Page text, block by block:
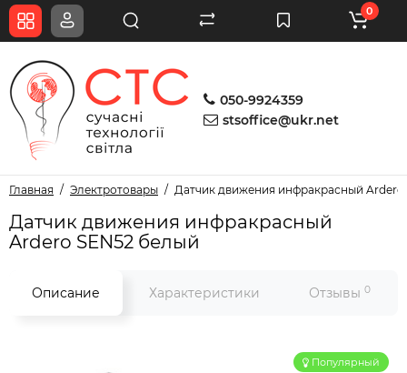
050-9924359
stsoffice@ukr.net
0
Главная Электротовары Датчик движения инфракрасный Ardero
Датчик движения инфракрасный
Ardero SEN52 белый
Описание Характеристики Отзывы 0
Популярный